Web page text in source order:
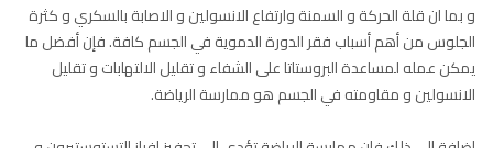
و بما ان قلة الحركة و السمنة وارتفاع الانسولين و الاصابة بالسكري و كثرة
الجلوس من أهم أسباب فقر الدورة الدموية في الجسم كافة. فإن أفضل ما
يمكن عمله لمساعدة البروستاتا على الشفاء و تقليل الالتهابات و تقليل
الانسولين و مقاومته في الجسم هو ممارسة الرياضة.